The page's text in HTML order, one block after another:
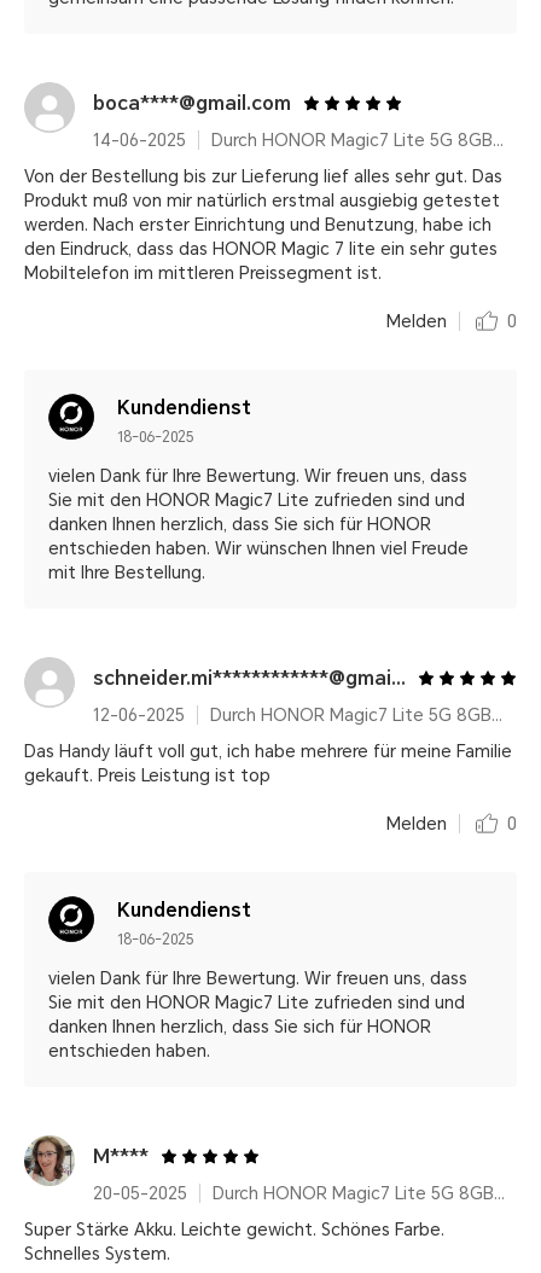
boca****@gmail.com
14-06-2025
Durch HONOR Magic7 Lite 5G 8GB+512GB, Qualcomm Snapdragon 6 Gen 1, Titanium Purple, 6600 mAh, AI Features, Ultra Robust
Von der Bestellung bis zur Lieferung lief alles sehr gut. Das
Produkt muß von mir natürlich erstmal ausgiebig getestet
werden. Nach erster Einrichtung und Benutzung, habe ich
den Eindruck, dass das HONOR Magic 7 lite ein sehr gutes
Mobiltelefon im mittleren Preissegment ist.
Melden 0
Kundendienst
18-06-2025
vielen Dank für Ihre Bewertung. Wir freuen uns, dass
Sie mit den HONOR Magic7 Lite zufrieden sind und
danken Ihnen herzlich, dass Sie sich für HONOR
entschieden haben. Wir wünschen Ihnen viel Freude
mit Ihre Bestellung.
schneider.mi************@gmail.com
12-06-2025
Durch HONOR Magic7 Lite 5G 8GB+512GB, Qualcomm Snapdragon 6 Gen 1, Titanium Black, 6600 mAh, AI Features, Ultra Robust
Das Handy läuft voll gut, ich habe mehrere für meine Familie
gekauft. Preis Leistung ist top
Melden 0
Kundendienst
18-06-2025
vielen Dank für Ihre Bewertung. Wir freuen uns, dass
Sie mit den HONOR Magic7 Lite zufrieden sind und
danken Ihnen herzlich, dass Sie sich für HONOR
entschieden haben.
M****
20-05-2025
Durch HONOR Magic7 Lite 5G 8GB+512GB, Qualcomm Snapdragon 6 Gen 1, Titanium Purple, 6600 mAh, AI Features, Ultra Robust
Super Stärke Akku. Leichte gewicht. Schönes Farbe.
Schnelles System.